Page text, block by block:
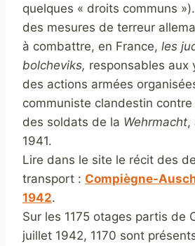
quelques « droits communs
des mesures de terreur
à combattre, en France, les
bolcheviks, responsables aux
des actions armées
communiste clandestin
des soldats de la Wehrmacht,
1941.
Lire dans le site le récit des
transport : Compiègne-
1942.
Sur les 1175 otages partis de
juillet 1942, 1170 sont